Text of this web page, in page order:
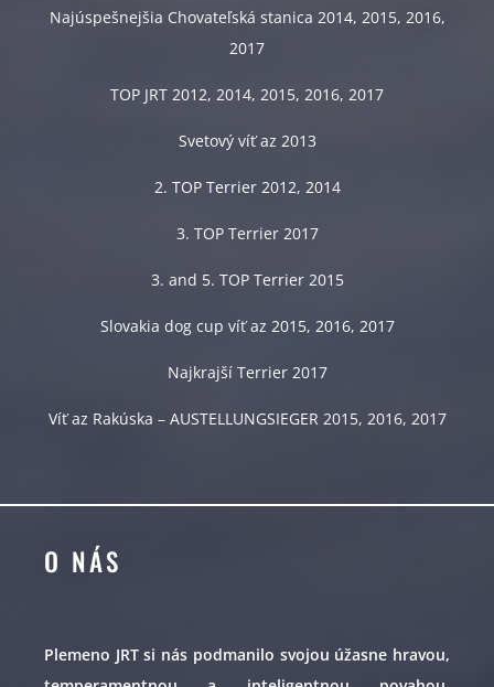
Najúspešnejšia Chovateľská stanica 2014, 2015, 2016,
2017
TOP JRT 2012, 2014, 2015, 2016, 2017
Svetový víť az 2013
2. TOP Terrier 2012, 2014
3. TOP Terrier 2017
3. and 5. TOP Terrier 2015
Slovakia dog cup víť az 2015, 2016, 2017
Najkrajší Terrier 2017
Víť az Rakúska – AUSTELLUNGSIEGER 2015, 2016, 2017
O NÁS
Plemeno JRT si nás podmanilo svojou úžasne hravou,